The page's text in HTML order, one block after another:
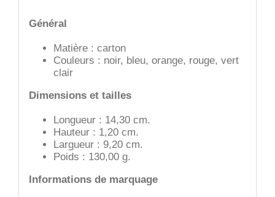
Général
Matière : carton
Couleurs : noir, bleu, orange, rouge, vert
clair
Dimensions et tailles
Longueur : 14,30 cm.
Hauteur : 1,20 cm.
Largueur : 9,20 cm.
Poids : 130,00 g.
Informations de marquage